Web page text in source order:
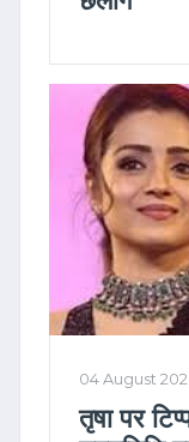
04 August
तृषा पर